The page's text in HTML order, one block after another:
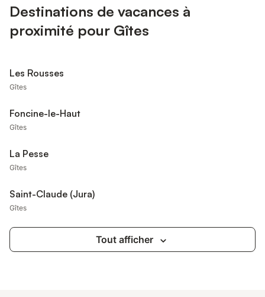
Destinations de vacances à
proximité pour Gîtes
Les Rousses
Gîtes
Foncine-le-Haut
Gîtes
La Pesse
Gîtes
Saint-Claude (Jura)
Gîtes
Tout afficher